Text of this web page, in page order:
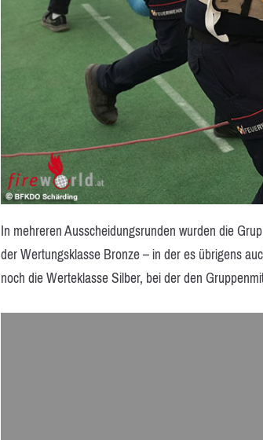
In mehreren Ausscheidungsrunden wurden die
der Wertungsklasse Bronze – in der es übrigens
noch die Werteklasse Silber, bei der den